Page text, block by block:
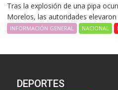
Tras la explosión de una pipa
Morelos, las autoridades elevaron
INFORMACIÓN GENERAL NACIONAL
DEPORTES